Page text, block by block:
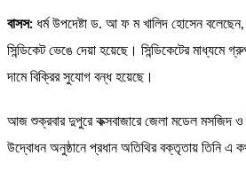
বাসস: ধর্ম উপদেষ্টা ড. আ ফ ম খালিদ হোসেন বলেছেন,
সিন্ডিকেট ভেঙে দেয়া হয়েছে। সিন্ডিকেটের মাধ্যমে
দামে বিক্রির সুযোগ বন্ধ হয়েছে।
আজ শুক্রবার দুপুরে কক্সবাজারে জেলা মডেল মসজিদ ও
উদ্বোধন অনুষ্ঠানে প্রধান অতিথির বক্তৃতায় তিনি এ